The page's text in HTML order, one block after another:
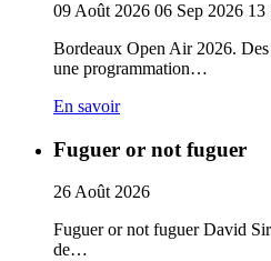
09 Août 2026 06 Sep 2026 13
Bordeaux Open Air 2026.
une programmation…
En savoir
Fuguer or not fuguer
26Août 2026
Fuguer or not fuguer David
de…